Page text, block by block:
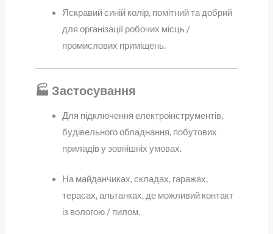
Яскравий синій колір, помітний та добрий
для організації робочих місць /
промислових приміщень.
🏭 Застосування
Для підключення електроінструментів,
будівельного обладнання, побутових
приладів у зовнішніх умовах.
На майданчиках, складах, гаражах,
терасах, альтанках, де можливий контакт
із вологою / пилом.